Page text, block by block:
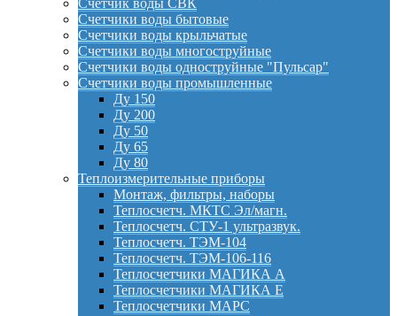
Счетчик воды СВК
Счетчики воды бытовые
Счетчики воды крыльчатые
Счетчики воды многоструйные
Счетчики воды одноструйные "Пульсар"
Счетчики воды промышленные
Ду 150
Ду 200
Ду 50
Ду 65
Ду 80
Теплоизмерительные приборы
Монтаж, фильтры, наборы
Теплосчетч. МКТС Эл/магн.
Теплосчетч. СТУ-1 ультразвук.
Теплосчетч. ТЭМ-104
Теплосчетч. ТЭМ-106-116
Теплосчетчики МАГИКА А
Теплосчетчики МАГИКА Е
Теплосчетчики МАРС